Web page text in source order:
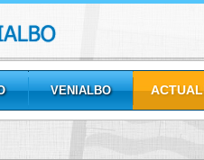
VENIALBO